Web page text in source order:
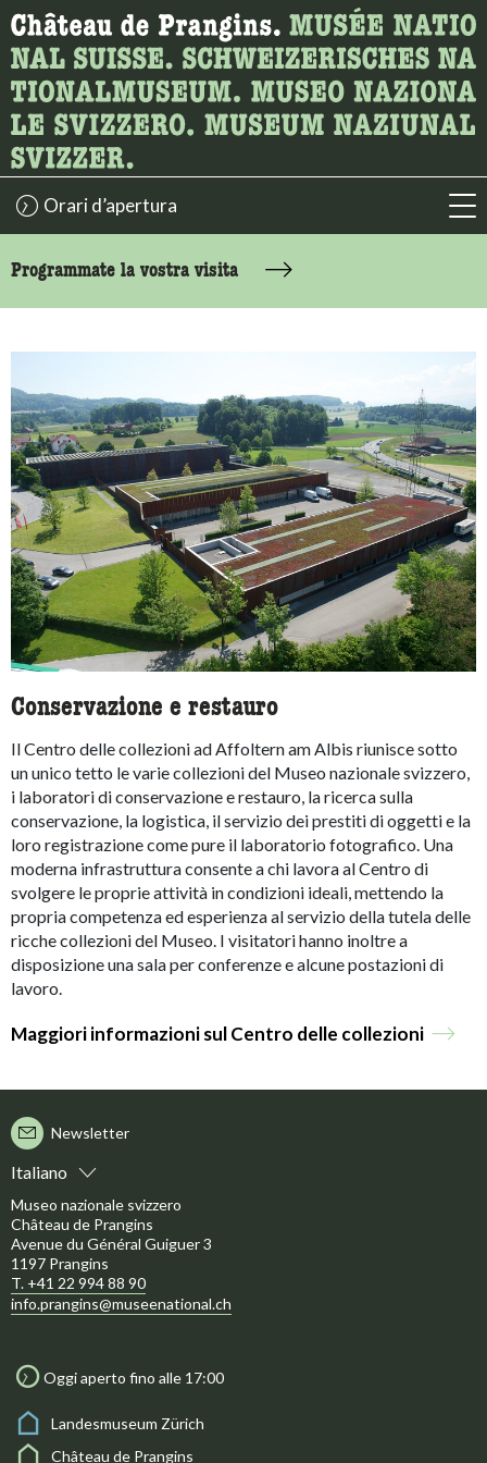
Ricerca
Qui è possibile cercare i contenuti della pagina.
Orari d’apertura
Programmate la vostra visita
Conservazione e restauro
Il Centro delle collezioni ad Affoltern am Albis riunisce sotto
un unico tetto le varie collezioni del Museo nazionale svizzero,
i laboratori di conservazione e restauro, la ricerca sulla
conservazione, la logistica, il servizio dei prestiti di oggetti e la
loro registrazione come pure il laboratorio fotografico. Una
moderna infrastruttura consente a chi lavora al Centro di
svolgere le proprie attività in condizioni ideali, mettendo la
propria competenza ed esperienza al servizio della tutela delle
ricche collezioni del Museo. I visitatori hanno inoltre a
disposizione una sala per conferenze e alcune postazioni di
lavoro.
Maggiori informazioni sul Centro delle collezioni
Italiano
Newsletter
Museo nazionale svizzero
Château de Prangins
Avenue du Général Guiguer 3
1197 Prangins
T. +41 22 994 88 90
info.prangins@museenational.ch
Oggi aperto fino alle 17:00
Landesmuseum Zürich
Château de Prangins